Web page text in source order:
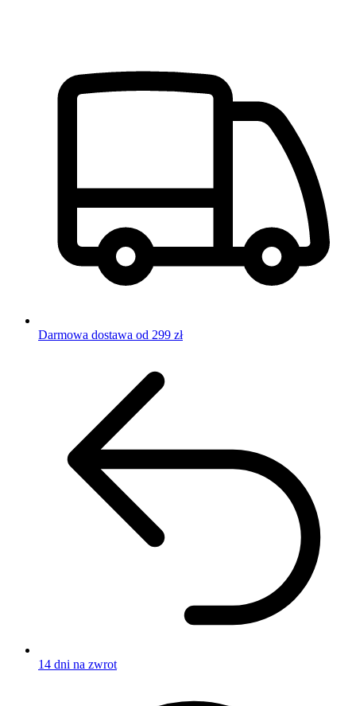
Darmowa dostawa od 299 zł
14 dni na zwrot